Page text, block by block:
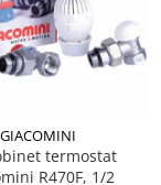
GIACOMINI
termostat
R470F, 1/2